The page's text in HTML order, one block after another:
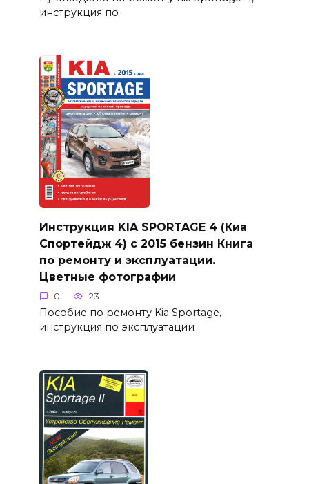
инструкция по
Инструкция KIA SPORTAGE 4 (Киа
Спортейдж 4) с 2015 бензин Книга
по ремонту и эксплуатации.
Цветные фотографии
0 23
Пособие по ремонту Kia Sportage,
инструкция по эксплуатации